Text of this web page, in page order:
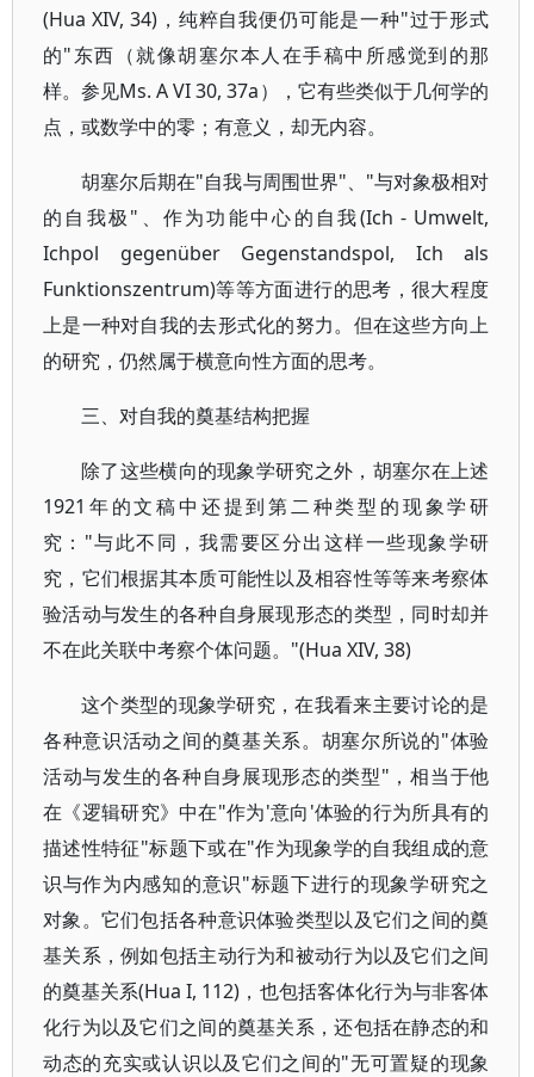
(Hua XIV, 34)，纯粹自我便仍可能是一种"过于形式
的"东西（就像胡塞尔本人在手稿中所感觉到的那
样。参见Ms. A VI 30, 37a），它有些类似于几何学的
点，或数学中的零；有意义，却无内容。
胡塞尔后期在"自我与周围世界"、"与对象极相对
的自我极"、作为功能中心的自我(Ich - Umwelt,
Ichpol gegenüber Gegenstandspol, Ich als
Funktionszentrum)等等方面进行的思考，很大程度
上是一种对自我的去形式化的努力。但在这些方向上
的研究，仍然属于横意向性方面的思考。
三、对自我的奠基结构把握
除了这些横向的现象学研究之外，胡塞尔在上述
1921年的文稿中还提到第二种类型的现象学研
究："与此不同，我需要区分出这样一些现象学研
究，它们根据其本质可能性以及相容性等等来考察体
验活动与发生的各种自身展现形态的类型，同时却并
不在此关联中考察个体问题。"(Hua XIV, 38)
这个类型的现象学研究，在我看来主要讨论的是
各种意识活动之间的奠基关系。胡塞尔所说的"体验
活动与发生的各种自身展现形态的类型"，相当于他
在《逻辑研究》中在"作为'意向'体验的行为所具有的
描述性特征"标题下或在"作为现象学的自我组成的意
识与作为内感知的意识"标题下进行的现象学研究之
对象。它们包括各种意识体验类型以及它们之间的奠
基关系，例如包括主动行为和被动行为以及它们之间
的奠基关系(Hua I, 112)，也包括客体化行为与非客体
化行为以及它们之间的奠基关系，还包括在静态的和
动态的充实或认识以及它们之间的"无可置疑的现象